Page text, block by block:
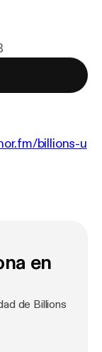
billions-u
en
de Billions